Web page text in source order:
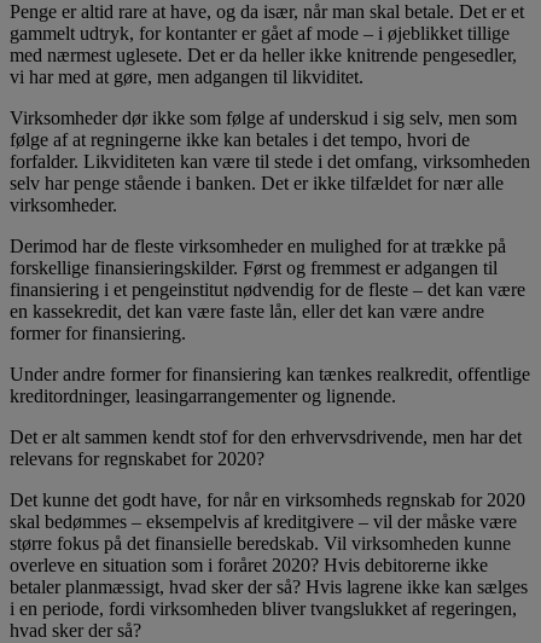
Penge er altid rare at have, og da især, når man skal betale. Det er et
gammelt udtryk, for kontanter er gået af mode – i øjeblikket tillige
med nærmest uglesete. Det er da heller ikke knitrende pengesedler,
vi har med at gøre, men adgangen til likviditet.
Virksomheder dør ikke som følge af underskud i sig selv, men som
følge af at regningerne ikke kan betales i det tempo, hvori de
forfalder. Likviditeten kan være til stede i det omfang, virksomheden
selv har penge stående i banken. Det er ikke tilfældet for nær alle
virksomheder.
Derimod har de fleste virksomheder en mulighed for at trække på
forskellige finansieringskilder. Først og fremmest er adgangen til
finansiering i et pengeinstitut nødvendig for de fleste – det kan være
en kassekredit, det kan være faste lån, eller det kan være andre
former for finansiering.
Under andre former for finansiering kan tænkes realkredit, offentlige
kreditordninger, leasingarrangementer og lignende.
Det er alt sammen kendt stof for den erhvervsdrivende, men har det
relevans for regnskabet for 2020?
Det kunne det godt have, for når en virksomheds regnskab for 2020
skal bedømmes – eksempelvis af kreditgivere – vil der måske være
større fokus på det finansielle beredskab. Vil virksomheden kunne
overleve en situation som i foråret 2020? Hvis debitorerne ikke
betaler planmæssigt, hvad sker der så? Hvis lagrene ikke kan sælges
i en periode, fordi virksomheden bliver tvangslukket af regeringen,
hvad sker der så?